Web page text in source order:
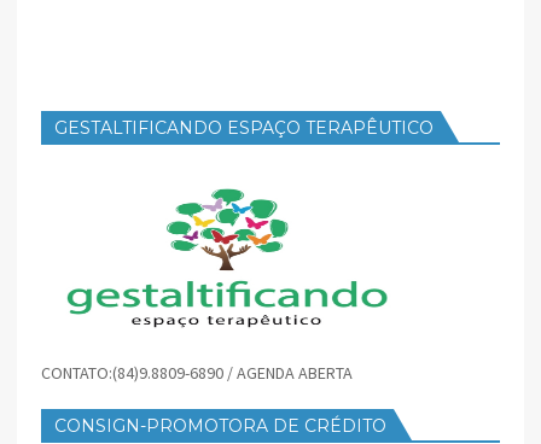
GESTALTIFICANDO ESPAÇO TERAPÊUTICO
CONTATO:(84)9.8809-6890 / AGENDA ABERTA
CONSIGN-PROMOTORA DE CRÉDITO